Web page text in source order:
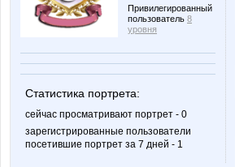
Привилегированный
пользователь 8
уровня
Статистика портрета:
сейчас просматривают портрет - 0
зарегистрированные пользователи
посетившие портрет за 7 дней - 1